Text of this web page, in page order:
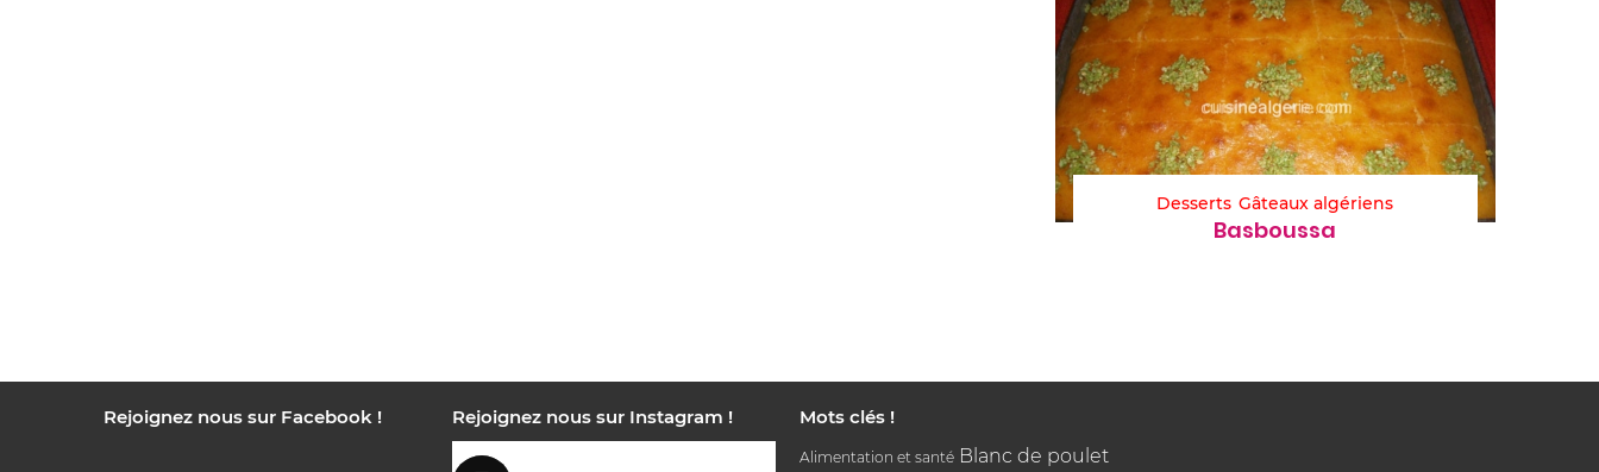
Desserts Gâteaux algériens
Basboussa
Rejoignez nous sur Facebook ! Rejoignez nous sur Instagram ! Mots clés !
Alimentation et santé Blanc de poulet